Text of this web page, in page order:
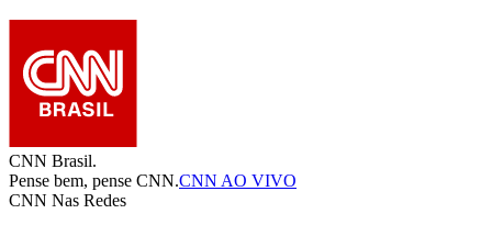
CNN Brasil.
Pense bem, pense CNN.CNN AO VIVO
CNN Nas Redes